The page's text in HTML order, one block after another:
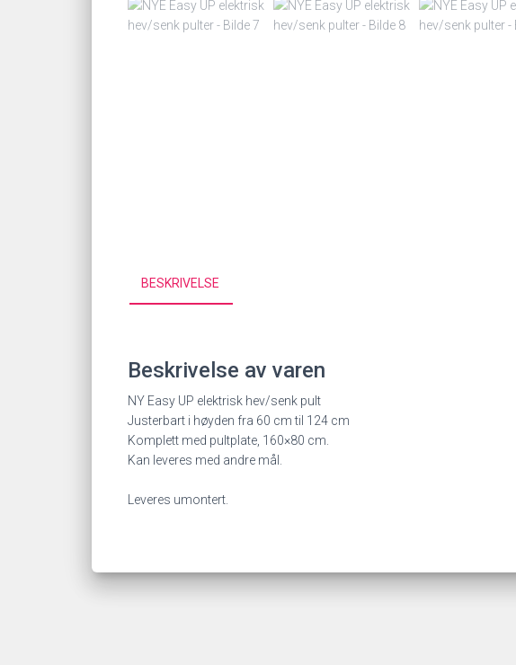
BESKRIVELSE
Beskrivelse av varen
NY Easy UP elektrisk hev/senk pult
Justerbart i høyden fra 60 cm til 124 cm
Komplett med pultplate, 160×80 cm.
Kan leveres med andre mål.
Leveres umontert.